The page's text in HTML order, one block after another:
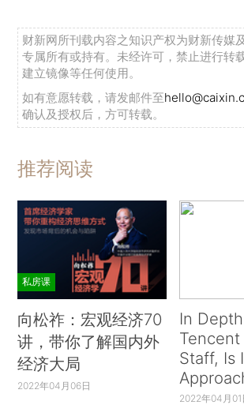
财新网所刊载内容之知识产权为财新传媒
专属所有或持有。未经许可，禁止进行转
建立镜像等任何使用。
如有意愿转载，请发邮件至
确认及授权后，方可转载。
推荐阅读
私房课
向松祚：宏观经济70
讲，带你了解国内外
经济大局
2022年04月06日
In
Staff, Is
2022年04月01